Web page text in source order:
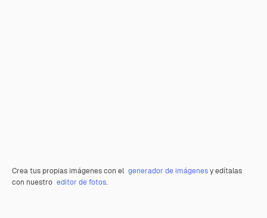
Crea tus propias imágenes con el generador de imágenesy edítalas
con nuestro editor de fotos.